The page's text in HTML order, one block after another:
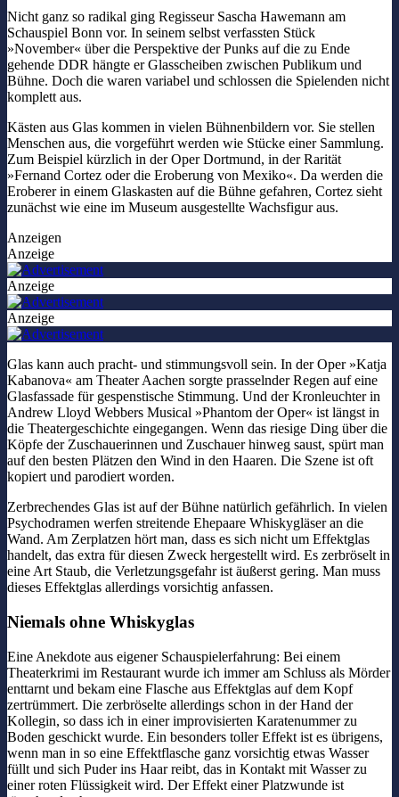
Nicht ganz so radikal ging Regisseur Sascha Hawemann am
Schauspiel Bonn vor. In seinem selbst verfassten Stück
»November« über die Perspektive der Punks auf die zu Ende
gehende DDR hängte er Glasscheiben zwischen Publikum und
Bühne. Doch die waren variabel und schlossen die Spielenden nicht
komplett aus.
Kästen aus Glas kommen in vielen Bühnenbildern vor. Sie stellen
Menschen aus, die vorgeführt werden wie Stücke einer Sammlung.
Zum Beispiel kürzlich in der Oper Dortmund, in der Rarität
»Fernand Cortez oder die Eroberung von Mexiko«. Da werden die
Eroberer in einem Glaskasten auf die Bühne gefahren, Cortez sieht
zunächst wie eine im Museum ausgestellte Wachsfigur aus.
Anzeigen
Anzeige
Anzeige
Anzeige
Glas kann auch pracht- und stimmungsvoll sein. In der Oper »Katja
Kabanova« am Theater Aachen sorgte prasselnder Regen auf eine
Glasfassade für gespenstische Stimmung. Und der Kronleuchter in
Andrew Lloyd Webbers Musical »Phantom der Oper« ist längst in
die Theatergeschichte eingegangen. Wenn das riesige Ding über die
Köpfe der Zuschauerinnen und Zuschauer hinweg saust, spürt man
auf den besten Plätzen den Wind in den Haaren. Die Szene ist oft
kopiert und parodiert worden.
Zerbrechendes Glas ist auf der Bühne natürlich gefährlich. In vielen
Psychodramen werfen streitende Ehepaare Whiskygläser an die
Wand. Am Zerplatzen hört man, dass es sich nicht um Effektglas
handelt, das extra für diesen Zweck hergestellt wird. Es zerbröselt in
eine Art Staub, die Verletzungsgefahr ist äußerst gering. Man muss
dieses Effektglas allerdings vorsichtig anfassen.
Niemals ohne Whiskyglas
Eine Anekdote aus eigener Schauspielerfahrung: Bei einem
Theaterkrimi im Restaurant wurde ich immer am Schluss als Mörder
enttarnt und bekam eine Flasche aus Effektglas auf dem Kopf
zertrümmert. Die zerbröselte allerdings schon in der Hand der
Kollegin, so dass ich in einer improvisierten Karatenummer zu
Boden geschickt wurde. Ein besonders toller Effekt ist es übrigens,
wenn man in so eine Effektflasche ganz vorsichtig etwas Wasser
füllt und sich Puder ins Haar reibt, das in Kontakt mit Wasser zu
einer roten Flüssigkeit wird. Der Effekt einer Platzwunde ist